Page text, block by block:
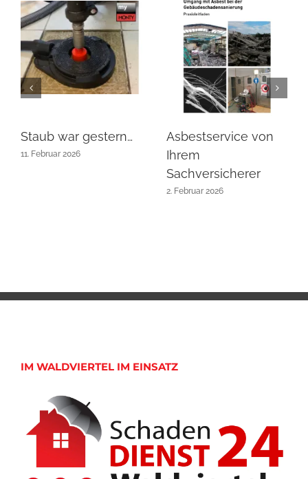
Staub war gestern…
11. Februar 2026
Asbestservice von
Ihrem
Sachversicherer
2. Februar 2026
IM WALDVIERTEL IM EINSATZ